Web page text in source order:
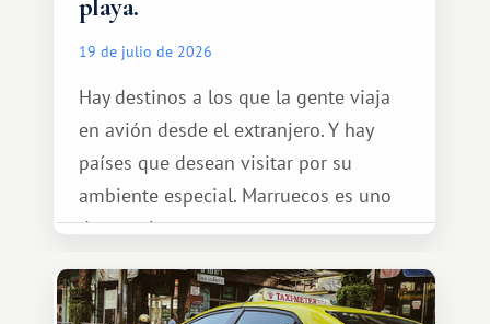
playa.
19 de julio de 2026
Hay destinos a los que la gente viaja
en avión desde el extranjero. Y hay
países que desean visitar por su
ambiente especial. Marruecos es uno
de esos lugares.